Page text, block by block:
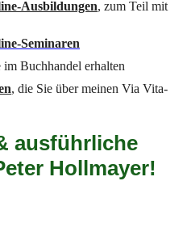
Ausbildungen, zum Teil mit
Seminaren
im Buchhandel erhalten
, die Sie über meinen Via Vita-
ausführliche
Hollmayer!